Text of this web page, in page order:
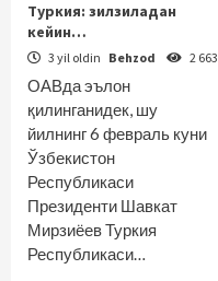
Туркия: зилзиладан
кейин…
3 yil oldin Behzod 2 663
ОАВда эълон
қилинганидек, шу
йилнинг 6 февраль куни
Ўзбекистон
Республикаси
Президенти Шавкат
Мирзиёев Туркия
Республикаси…